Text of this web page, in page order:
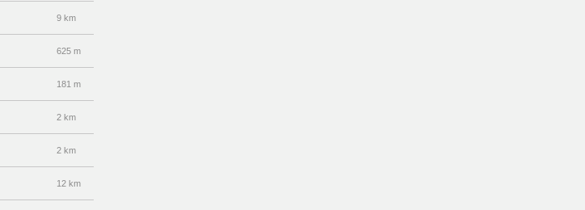
9 km
625 m
181 m
2 km
2 km
12 km